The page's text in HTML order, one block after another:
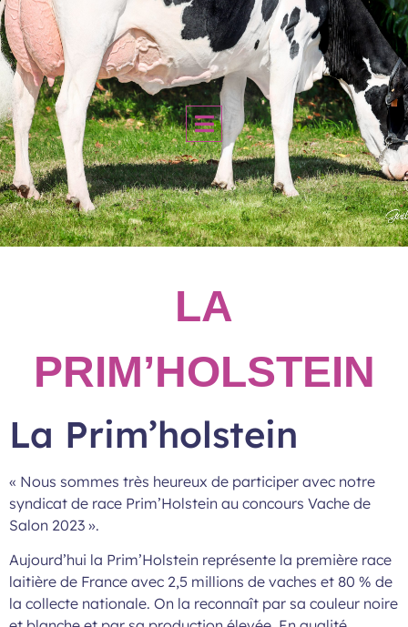
LA
PRIM’HOLSTEIN
La Prim’holstein
« Nous sommes très heureux de participer avec notre
syndicat de race Prim’Holstein au concours Vache de
Salon 2023 ».
Aujourd’hui la Prim’Holstein représente la première race
laitière de France avec 2,5 millions de vaches et 80 % de
la collecte nationale. On la reconnaît par sa couleur noire